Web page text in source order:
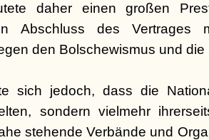
daher einen großen
Abschluss des Vertrages
den Bolschewismus und
sich jedoch, dass die
sondern vielmehr
stehende Verbände und